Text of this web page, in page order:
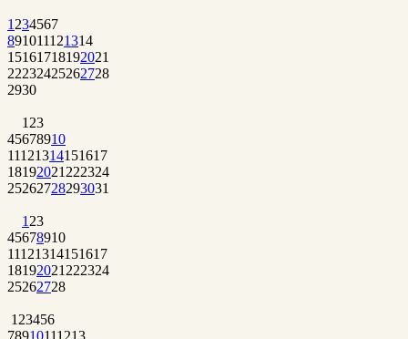
1 234567
891011121314
15161718192021
22232425262728
2930
1 23
45678910
11121314151617
18192021 222324
25262728293031
1 23
45678910
11121314151617
18192021 222324
25262728
1 23456
78910111213